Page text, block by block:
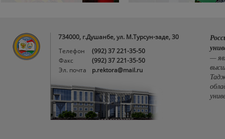
734000, г.Душанбе, ул. М.Турсун-заде, 30
Телефон
(992) 37 221-35-50
Факс
(992) 37 221-35-50
Эл. почта
p.rektora@mail.ru
—